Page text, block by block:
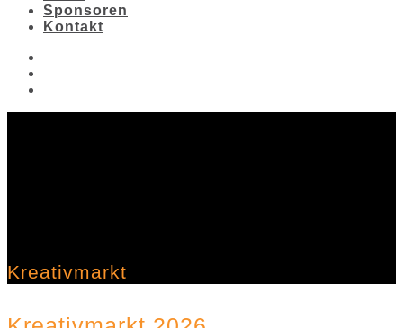
Sponsoren
Kontakt
Kreativmarkt